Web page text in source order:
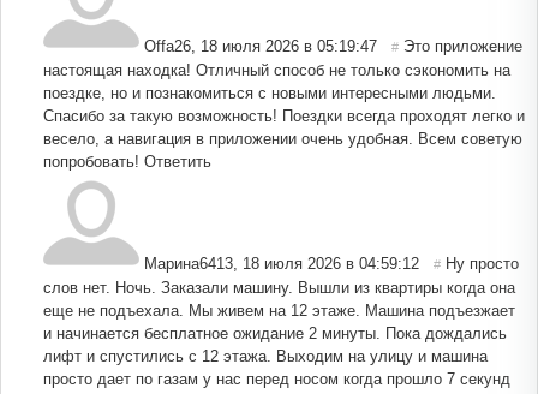
Offa26 18 июля 2026 в 05:19:47 # Это приложение
настоящая находка! Отличный способ не только сэкономить на
поездке, но и познакомиться с новыми интересными людьми.
Спасибо за такую возможность! Поездки всегда проходят легко и
весело, а навигация в приложении очень удобная. Всем советую
попробовать! Ответить
Марина6413 18 июля 2026 в 04:59:12 # Ну просто
слов нет. Ночь. Заказали машину. Вышли из квартиры когда она
еще не подъехала. Мы живем на 12 этаже. Машина подъезжает
и начинается бесплатное ожидание 2 минуты. Пока дождались
лифт и спустились с 12 этажа. Выходим на улицу и машина
просто дает по газам у нас перед носом когда прошло 7 секунд